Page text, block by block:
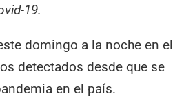
19.
domingo a la noche en el
detectados desde que se
en el país.